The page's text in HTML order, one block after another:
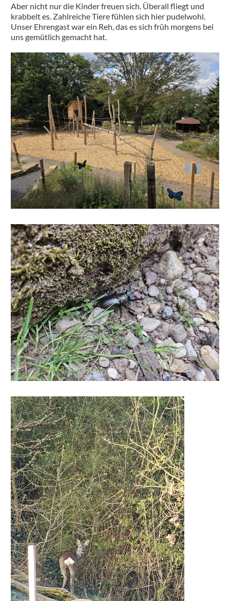
Aber nicht nur die Kinder freuen sich. Überall fliegt und
krabbelt es. Zahlreiche Tiere fühlen sich hier pudelwohl.
Unser Ehrengast war ein Reh, das es sich früh morgens bei
uns gemütlich gemacht hat.